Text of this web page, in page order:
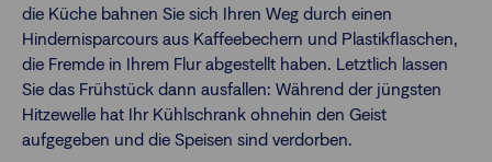
die Küche bahnen Sie sich Ihren Weg durch einen
Hindernisparcours aus Kaffeebechern und Plastikflaschen,
die Fremde in Ihrem Flur abgestellt haben. Letztlich lassen
Sie das Frühstück dann ausfallen: Während der jüngsten
Hitzewelle hat Ihr Kühlschrank ohnehin den Geist
aufgegeben und die Speisen sind verdorben.